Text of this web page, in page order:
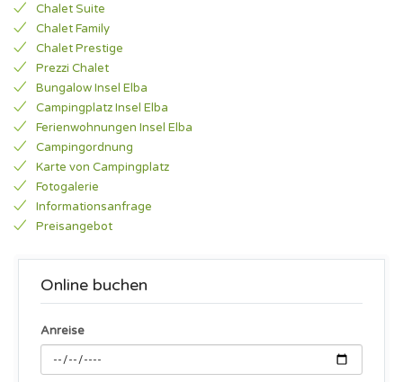
Chalet Suite
Chalet Family
Chalet Prestige
Prezzi Chalet
Bungalow Insel Elba
Campingplatz Insel Elba
Ferienwohnungen Insel Elba
Campingordnung
Karte von Campingplatz
Fotogalerie
Informationsanfrage
Preisangebot
Online buchen
Anreise